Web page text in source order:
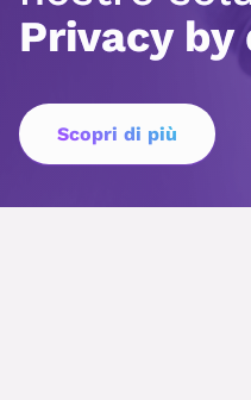
Privacy by
Scopri di più